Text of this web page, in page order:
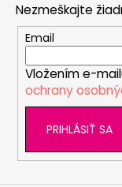
Nezmeškajte
Email
Vložením e-
ochrany
PRIHLÁSIŤ SA